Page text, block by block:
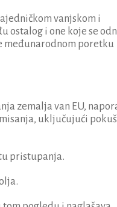
vanjskom i
ostalog i one koje se
međunarodnom poretku
zemalja van EU,
uključujući
pristupanja.